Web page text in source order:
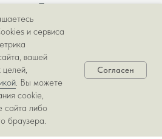
Проекты
О компании
Команда
конфиденциальности
и сервиса
вашей
целей,
. Вы можете
cookie,
сайта либо
браузера.
Согласен